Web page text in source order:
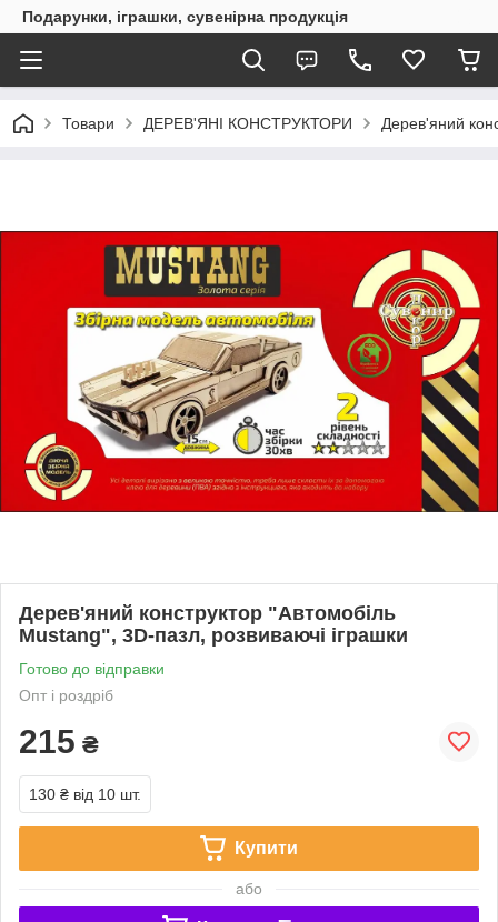
Подарунки, іграшки, сувенірна продукція
Товари ДЕРЕВ'ЯНІ КОНСТРУКТОРИ Дерев'яний
Дерев'яний конструктор "Автомобіль
Mustang", 3D-пазл, розвиваючі іграшки
Готово до відправки
Опт і роздріб
215 ₴
130 ₴ від 10 шт.
Купити
або